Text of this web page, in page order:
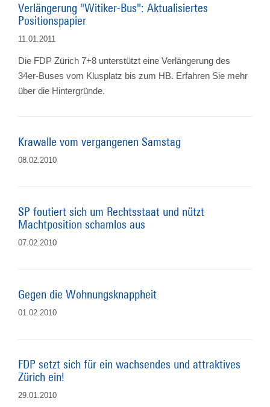
Verlängerung "Witiker-Bus": Aktualisiertes
Positionspapier
11.01.2011
Die FDP Zürich 7+8 unterstützt eine Verlängerung des
34er-Buses vom Klusplatz bis zum HB. Erfahren Sie mehr
über die Hintergründe.
Krawalle vom vergangenen Samstag
08.02.2010
SP foutiert sich um Rechtsstaat und nützt
Machtposition schamlos aus
07.02.2010
Gegen die Wohnungsknappheit
01.02.2010
FDP setzt sich für ein wachsendes und attraktives
Zürich ein!
29.01.2010